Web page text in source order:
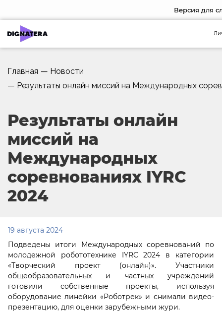
Версия для
Главная — Новости
— Результаты онлайн миссий на Международных
Результаты онлайн
миссий на
Международных
соревнованиях IYRC
2024
19 августа 2024
Подведены итоги Международных соревнований по
молодежной робототехнике IYRC 2024 в категории
«Творческий проект (онлайн)». Участники
общеобразовательных и частных учреждений
готовили собственные проекты, используя
оборудование линейки «Роботрек» и снимали видео-
презентацию, для оценки зарубежными жури.